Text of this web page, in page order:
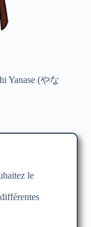
Yanase (やな
le